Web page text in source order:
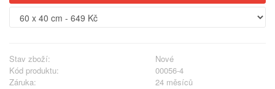
Stav zboží:
Nové
Kód produktu:
00056-4
Záruka:
24 měsíců